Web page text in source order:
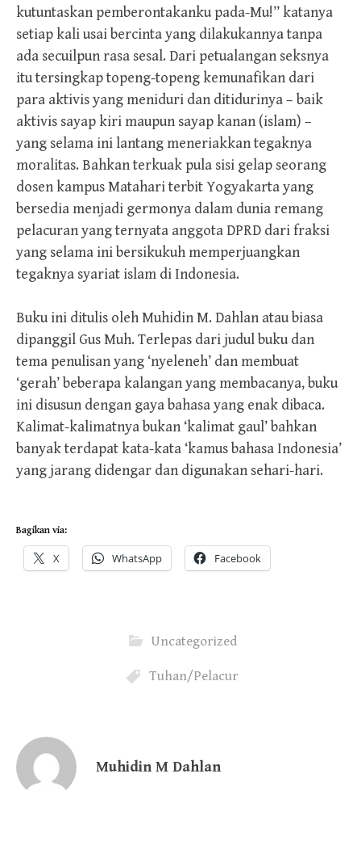
kutuntaskan pemberontakanku pada-Mu!” katanya
setiap kali usai bercinta yang dilakukannya tanpa
ada secuilpun rasa sesal. Dari petualangan seksnya
itu tersingkap topeng-topeng kemunafikan dari
para aktivis yang meniduri dan ditidurinya – baik
aktivis sayap kiri maupun sayap kanan (islam) –
yang selama ini lantang meneriakkan tegaknya
moralitas. Bahkan terkuak pula sisi gelap seorang
dosen kampus Matahari terbit Yogyakarta yang
bersedia menjadi germonya dalam dunia remang
pelacuran yang ternyata anggota DPRD dari fraksi
yang selama ini bersikukuh memperjuangkan
tegaknya syariat islam di Indonesia.
Buku ini ditulis oleh Muhidin M. Dahlan atau biasa
dipanggil Gus Muh. Terlepas dari judul buku dan
tema penulisan yang ‘nyeleneh’ dan membuat
‘gerah’ beberapa kalangan yang membacanya, buku
ini disusun dengan gaya bahasa yang enak dibaca.
Kalimat-kalimatnya bukan ‘kalimat gaul’ bahkan
banyak terdapat kata-kata ‘kamus bahasa Indonesia’
yang jarang didengar dan digunakan sehari-hari.
Bagikan via:
X WhatsApp Facebook
Uncategorized
Tuhan/Pelacur
Muhidin M Dahlan